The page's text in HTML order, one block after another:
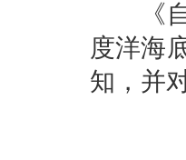
《自
度洋海
知，并